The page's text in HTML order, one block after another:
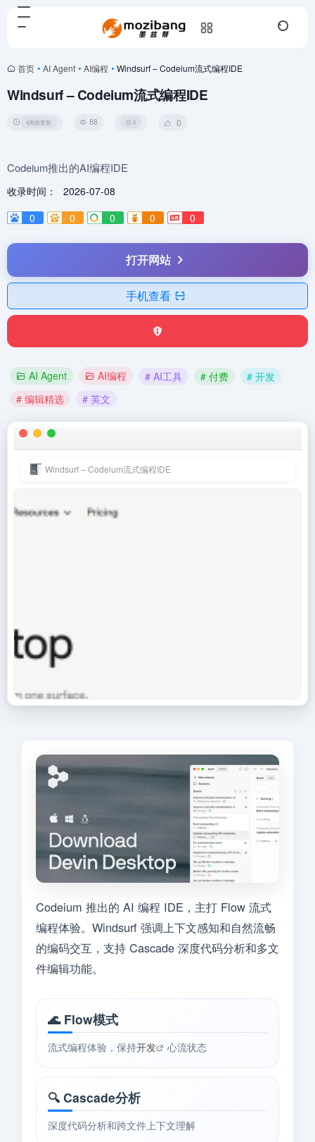
首页 • AI Agent • AI编程 • Windsurf – Codeium流式编程IDE
Windsurf – Codeium流式编程IDE
4周前更新 88 0 0
Codeium推出的AI编程IDE
收录时间：
2026-07-08
0
0 0 0 0
打开网站
手机查看
AI Agent AI编程 # AI工具 # 付费
# 开发
# 编辑精选
# 英文
Windsurf – Codeium流式编程IDE
Codeium 推出的 AI 编程 IDE，主打 Flow 流式
编程体验。Windsurf 强调上下文感知和自然流畅
的编码交互，支持 Cascade 深度代码分析和多文
件编辑功能。
🌊 Flow模式
流式编程体验，保持开发 心流状态
🔍 Cascade分析
深度代码分析和跨文件上下文理解